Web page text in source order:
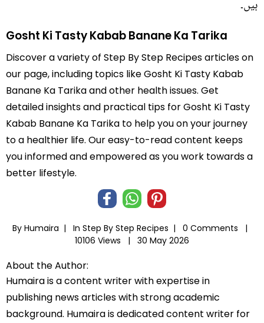
ہیں۔
Gosht Ki Tasty Kabab Banane Ka Tarika
Discover a variety of Step By Step Recipes articles on
our page, including topics like Gosht Ki Tasty Kabab
Banane Ka Tarika and other health issues. Get
detailed insights and practical tips for Gosht Ki Tasty
Kabab Banane Ka Tarika to help you on your journey
to a healthier life. Our easy-to-read content keeps
you informed and empowered as you work towards a
better lifestyle.
By Humaira | In Step By Step Recipes |
0 Comments |
10106 Views |
30 May 2026
About the Author:
Humaira is a content writer with expertise in
publishing news articles with strong academic
background. Humaira is dedicated content writer for